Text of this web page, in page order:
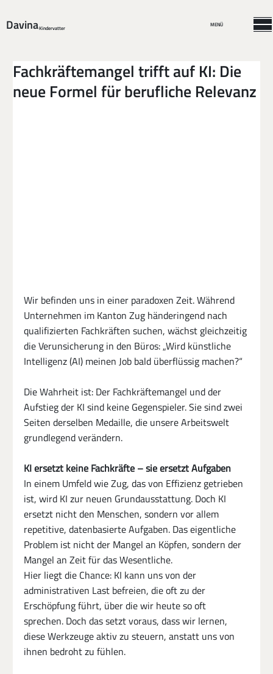
DavinaKindervatter MENÜ
Fachkräftemangel trifft auf KI: Die
neue Formel für berufliche Relevanz
Wir befinden uns in einer paradoxen Zeit. Während
Unternehmen im Kanton Zug händeringend nach
qualifizierten Fachkräften suchen, wächst gleichzeitig
die Verunsicherung in den Büros: „Wird künstliche
Intelligenz (AI) meinen Job bald überflüssig machen?“
Die Wahrheit ist: Der Fachkräftemangel und der
Aufstieg der KI sind keine Gegenspieler. Sie sind zwei
Seiten derselben Medaille, die unsere Arbeitswelt
grundlegend verändern.
KI ersetzt keine Fachkräfte – sie ersetzt Aufgaben
In einem Umfeld wie Zug, das von Effizienz getrieben
ist, wird KI zur neuen Grundausstattung. Doch KI
ersetzt nicht den Menschen, sondern vor allem
repetitive, datenbasierte Aufgaben. Das eigentliche
Problem ist nicht der Mangel an Köpfen, sondern der
Mangel an Zeit für das Wesentliche.
Hier liegt die Chance: KI kann uns von der
administrativen Last befreien, die oft zu der
Erschöpfung führt, über die wir heute so oft
sprechen. Doch das setzt voraus, dass wir lernen,
diese Werkzeuge aktiv zu steuern, anstatt uns von
ihnen bedroht zu fühlen.